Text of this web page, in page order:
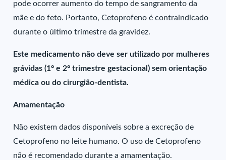
pode ocorrer aumento do tempo de sangramento da
mãe e do feto. Portanto, Cetoprofeno é contraindicado
durante o último trimestre da gravidez.
Este medicamento não deve ser utilizado por mulheres
grávidas (1º e 2º trimestre gestacional) sem orientação
médica ou do cirurgião-dentista.
Amamentação
Não existem dados disponíveis sobre a excreção de
Cetoprofeno no leite humano. O uso de Cetoprofeno
não é recomendado durante a amamentação.